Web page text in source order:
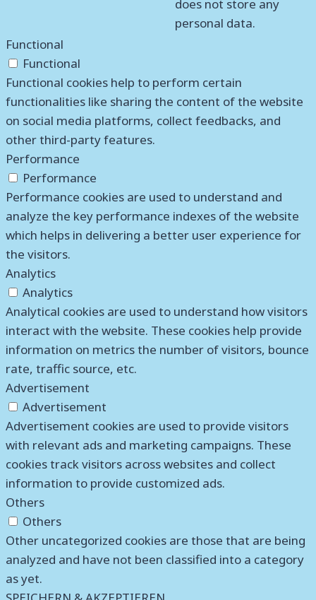
does not store any
personal data.
Functional
Functional
Functional cookies help to perform certain
functionalities like sharing the content of the website
on social media platforms, collect feedbacks, and
other third-party features.
Performance
Performance
Performance cookies are used to understand and
analyze the key performance indexes of the website
which helps in delivering a better user experience for
the visitors.
Analytics
Analytics
Analytical cookies are used to understand how visitors
interact with the website. These cookies help provide
information on metrics the number of visitors, bounce
rate, traffic source, etc.
Advertisement
Advertisement
Advertisement cookies are used to provide visitors
with relevant ads and marketing campaigns. These
cookies track visitors across websites and collect
information to provide customized ads.
Others
Others
Other uncategorized cookies are those that are being
analyzed and have not been classified into a category
as yet.